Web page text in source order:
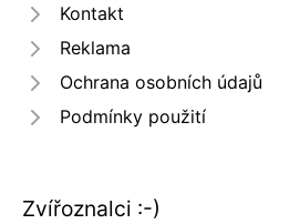
Kontakt
Reklama
Ochrana osobních údajů
Podmínky použití
Zvířoznalci :-)